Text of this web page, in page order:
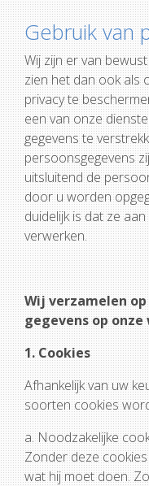
Gebruik van
Wij zijn er van
zien het dan ook als
privacy te
een van onze
gegevens te
persoonsgegevens
uitsluitend de
door u worden
duidelijk is dat ze
verwerken.
Wij verzamelen
gegevens op
1. Cookies
Afhankelijk van uw
soorten cookies
a. Noodzakelijke
Zonder deze
wat hij moet doen.